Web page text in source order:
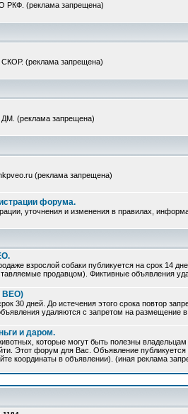
РКФ. (реклама запрещена)
(реклама запрещена)
(реклама запрещена)
(реклама запрещена)
форума.
уточнения и изменения в правилах,
взрослой собаки публикуется на срок 14
продавцом). Фиктивные
ВЕО)
30 дней. До истечения этого срока повтор
удаляются с запретом на
и даром.
которые могут быть полезны
Этот форум для Вас. Объявление
координаты в объявлении). (иная реклама